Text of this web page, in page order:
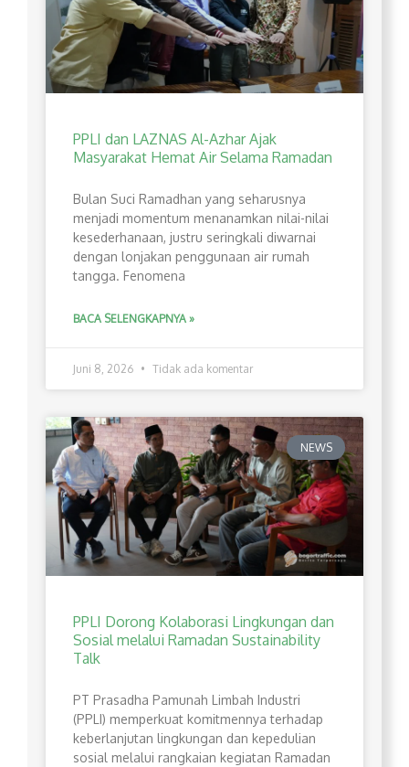
PPLI dan LAZNAS Al-Azhar Ajak
Masyarakat Hemat Air Selama Ramadan
Bulan Suci Ramadhan yang seharusnya
menjadi momentum menanamkan nilai-nilai
kesederhanaan, justru seringkali diwarnai
dengan lonjakan penggunaan air rumah
tangga. Fenomena
BACA SELENGKAPNYA »
Juni 8, 2026 Tidak ada komentar
NEWS
PPLI Dorong Kolaborasi Lingkungan dan
Sosial melalui Ramadan Sustainability
Talk
PT Prasadha Pamunah Limbah Industri
(PPLI) memperkuat komitmennya terhadap
keberlanjutan lingkungan dan kepedulian
sosial melalui rangkaian kegiatan Ramadan